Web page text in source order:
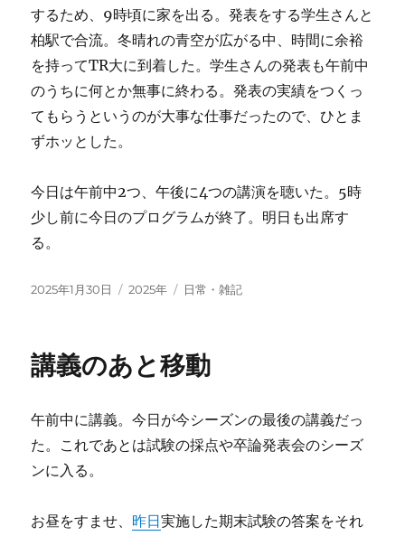
するため、9時頃に家を出る。発表をする学生さんと
柏駅で合流。冬晴れの青空が広がる中、時間に余裕
を持ってTR大に到着した。学生さんの発表も午前中
のうちに何とか無事に終わる。発表の実績をつくっ
てもらうというのが大事な仕事だったので、ひとま
ずホッとした。
今日は午前中2つ、午後に4つの講演を聴いた。5時
少し前に今日のプログラムが終了。明日も出席す
る。
投
2025年1月30日
カ
ー
2025年
タ
日常・雑記
講義のあと移動
午前中に講義。今日が今シーズンの最後の講義だっ
た。これであとは試験の採点や卒論発表会のシーズ
ンに入る。
お昼をすませ、 昨日実施した期末試験の答案をそれ